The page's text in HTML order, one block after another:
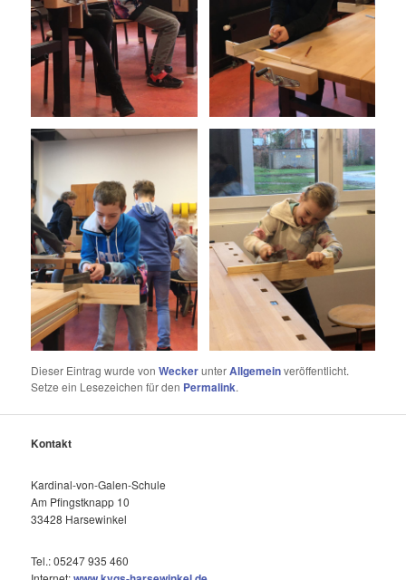
Dieser Eintrag wurde vonWeckerunterAllgemeinveröffentlicht.
Setze ein Lesezeichen für den Permalink.
Kontakt
Kardinal-von-Galen-Schule
Am Pfingstknapp 10
33428 Harsewinkel
Tel.: 05247 935 460